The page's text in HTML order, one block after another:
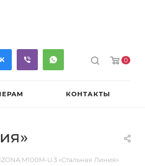
0
КОНТАКТЫ
U.3 «Стальная Линия»